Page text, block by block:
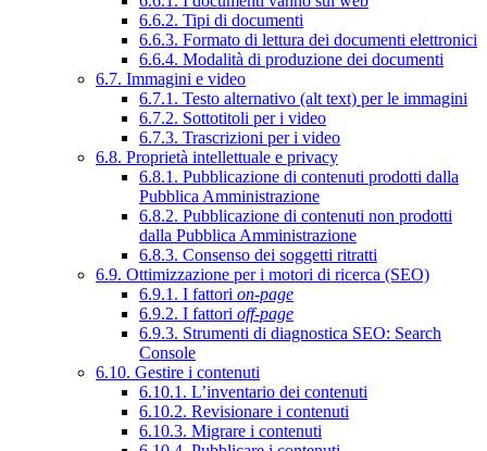
6.6.2. Tipi di documenti
6.6.3. Formato di lettura dei documenti elettronici
6.6.4. Modalità di produzione dei documenti
6.7. Immagini e video
6.7.1. Testo alternativo (alt text) per le immagini
6.7.2. Sottotitoli per i video
6.7.3. Trascrizioni per i video
6.8. Proprietà intellettuale e privacy
6.8.1. Pubblicazione di contenuti prodotti dalla
Pubblica Amministrazione
6.8.2. Pubblicazione di contenuti non prodotti
dalla Pubblica Amministrazione
6.8.3. Consenso dei soggetti ritratti
6.9. Ottimizzazione per i motori di ricerca (SEO)
6.9.1. I fattori on-page
6.9.2. I fattori off-page
6.9.3. Strumenti di diagnostica SEO: Search
Console
6.10. Gestire i contenuti
6.10.1. L’inventario dei contenuti
6.10.2. Revisionare i contenuti
6.10.3. Migrare i contenuti